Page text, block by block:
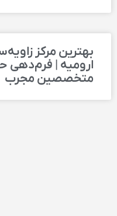
بهترین مرکز
ارومیه | فرم‌دهی
متخصصین مجرب